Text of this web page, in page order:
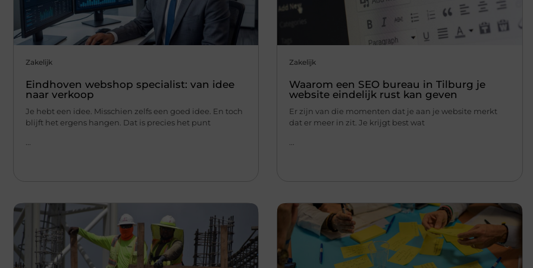
Zakelijk
Eindhoven webshop specialist: van idee
naar verkoop
Je hebt een idee. Misschien zelfs een goed idee. En toch
blijft het ergens hangen. Dat is precies het punt
...
Zakelijk
Waarom een SEO bureau in Tilburg je
website eindelijk rust kan geven
Er zijn van die momenten dat je aan je website merkt
dat er meer in zit. Je krijgt best wat
...